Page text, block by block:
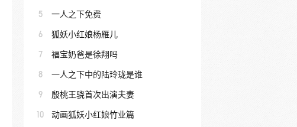
5 一人之下免费
6 狐妖小红娘杨雁儿
7 福宝奶爸是徐翔吗
8 一人之下中的陆玲珑是谁
9 殷桃王骁首次出演夫妻
10 动画狐妖小红娘竹业篇